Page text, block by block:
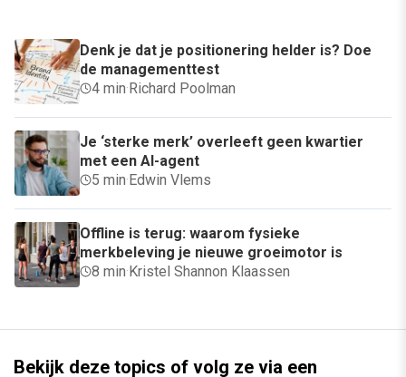
Denk je dat je positionering helder is? Doe
de managementtest
4 min·Richard Poolman
Je ‘sterke merk’ overleeft geen kwartier
met een AI-agent
5 min·Edwin Vlems
Offline is terug: waarom fysieke
merkbeleving je nieuwe groeimotor is
8 min·Kristel Shannon Klaassen
Bekijk deze topics of volg ze via een